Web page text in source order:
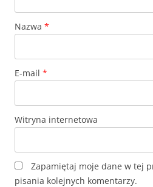
Nazwa *
E-mail *
Witryna internetowa
Zapamiętaj moje dane w tej
pisania kolejnych komentarzy.